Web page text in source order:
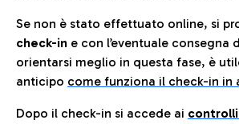
Se non è stato effettuato online, si
check-in e con l’eventuale consegna
orientarsi meglio in questa fase, è
anticipo come funziona il check-in in
Dopo il check-in si accede ai